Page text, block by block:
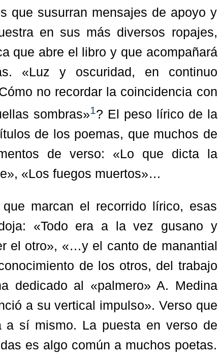
que susurran mensajes de apoyo y
en sus más diversos ropajes,
que abre el libro y que acompañará
«Luz y oscuridad, en continuo
no recordar la coincidencia con
sombras»1 ? El peso lírico de la
de los poemas, que muchos de
de verso: «Lo que dicta la
«Los fuegos muertos»…
marcan el recorrido lírico, esas
«Todo era a la vez gusano y
el otro», «…y el canto de manantial
de los otros, del trabajo
dedicado al «palmero» A. Medina
a su vertical impulso». Verso que
a sí mismo. La puesta en verso de
es algo común a muchos poetas.